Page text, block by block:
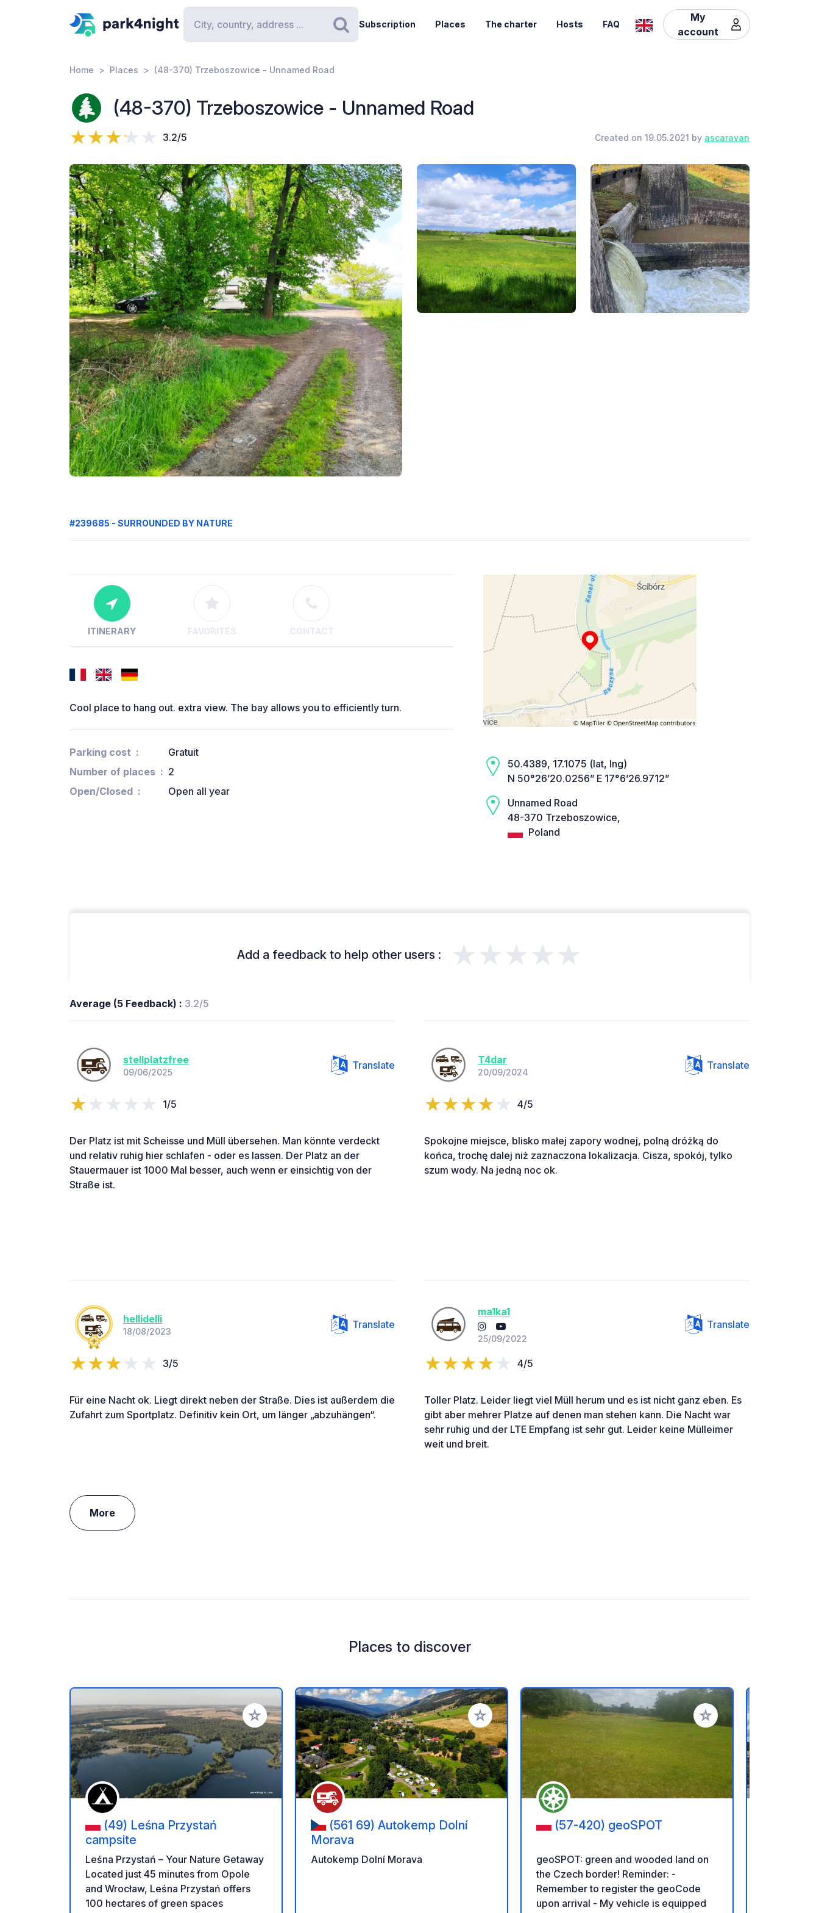
Search
Subscription Places The charter Hosts FAQ
My
account
Home Places (48-370) Trzeboszowice - Unnamed Road
(48-370) Trzeboszowice - Unnamed Road
3.2/5 Created on 19.05.2021 by ascaravan
#239685 - SURROUNDED BY NATURE
ITINERARY FAVORITES CONTACT
Cool place to hang out. extra view. The bay allows you to efficiently turn.
Parking cost
Gratuit
Number of places
2
Open/Closed
Open all year
50.4389, 17.1075 (lat, lng)
N 50°26’20.0256” E 17°6’26.9712”
Unnamed Road
48-370 Trzeboszowice,
Poland
Add a feedback to help other users : ★★★★★
Average (5 Feedback) : 3.2/5
stellplatzfree
09/06/2025
Translate
1/5
Der Platz ist mit Scheisse und Müll übersehen. Man könnte verdeckt
und relativ ruhig hier schlafen - oder es lassen. Der Platz an der
Stauermauer ist 1000 Mal besser, auch wenn er einsichtig von der
Straße ist.
T4dar
20/09/2024
Translate
4/5
Spokojne miejsce, blisko małej zapory wodnej, polną dróżką do
końca, trochę dalej niż zaznaczona lokalizacja. Cisza, spokój, tylko
szum wody. Na jedną noc ok.
hellidelli
18/08/2023
Translate
3/5
Für eine Nacht ok. Liegt direkt neben der Straße. Dies ist außerdem die
Zufahrt zum Sportplatz. Definitiv kein Ort, um länger „abzuhängen“.
ma1ka1
25/09/2022
Translate
4/5
Toller Platz. Leider liegt viel Müll herum und es ist nicht ganz eben. Es
gibt aber mehrer Platze auf denen man stehen kann. Die Nacht war
sehr ruhig und der LTE Empfang ist sehr gut. Leider keine Mülleimer
weit und breit.
More
Places to discover
Add to your favorites
(49) Leśna Przystań
campsite
Leśna Przystań – Your Nature Getaway
Located just 45 minutes from Opole
and Wrocław, Leśna Przystań offers
100 hectares of green spaces
Add to your favorites
(561 69) Autokemp Dolní
Morava
Autokemp Dolní Morava
Add to your favorites
(57-420) geoSPOT
geoSPOT: green and wooded land on
the Czech border! Reminder: -
Remember to register the geoCode
upon arrival - My vehicle is equipped